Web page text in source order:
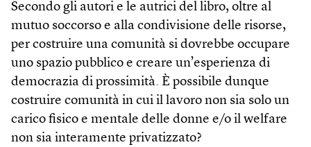
Secondo gli autori e le autrici del libro, oltre al
mutuo soccorso e alla condivisione delle risorse,
per costruire una comunità si dovrebbe occupare
uno spazio pubblico e creare un’esperienza di
democrazia di prossimità. È possibile dunque
costruire comunità in cui il lavoro non sia solo un
carico fisico e mentale delle donne e/o il welfare
non sia interamente privatizzato?